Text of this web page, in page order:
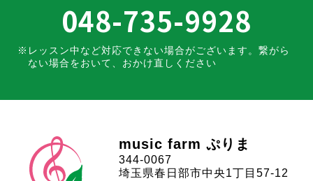
048-735-9928
レッスン中など対応できない場合がございます。 繋がら
ない場合をおいて、おかけ直しください
music farm ぷりま
344-0067
埼玉県春日部市中央1丁目57-12